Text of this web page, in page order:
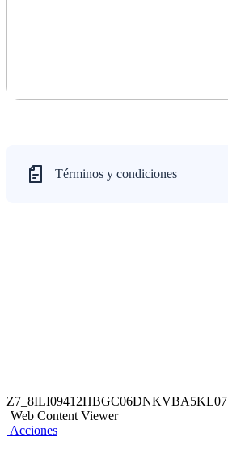
Términos y condiciones
Z7_8ILI09412HBGC06DNKVBA5KL07
Web Content Viewer
Acciones